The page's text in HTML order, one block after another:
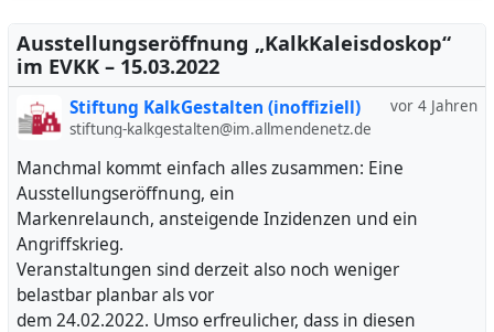
Ausstellungseröffnung „KalkKaleisdoskop“
im EVKK – 15.03.2022
vor 4 Jahren
Stiftung KalkGestalten (inoffiziell)
stiftung-kalkgestalten@im.allmendenetz.de
Manchmal kommt einfach alles zusammen: Eine
Ausstellungseröffnung, ein
Markenrelaunch, ansteigende Inzidenzen und ein
Angriffskrieg.
Veranstaltungen sind derzeit also noch weniger
belastbar planbar als vor
dem 24.02.2022. Umso erfreulicher, dass in diesen